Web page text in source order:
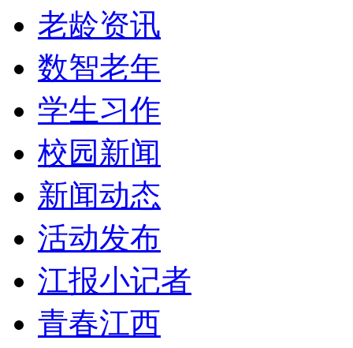
老龄资讯
数智老年
学生习作
校园新闻
新闻动态
活动发布
江报小记者
青春江西